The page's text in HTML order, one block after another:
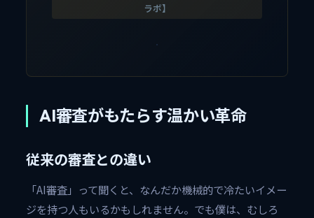
ラボ】
AI審査がもたらす温かい革命
従来の審査との違い
「AI審査」って聞くと、なんだか機械的で冷たいイメー
ジを持つ人もいるかもしれません。でも僕は、むしろ